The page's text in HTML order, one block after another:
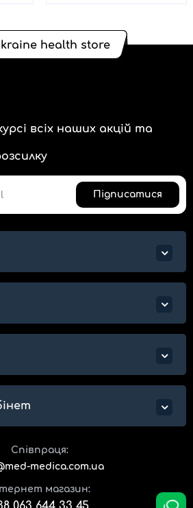
health store
всіх наших акцій та
Підписатися
Співпраця:
medica.com.ua
магазин: